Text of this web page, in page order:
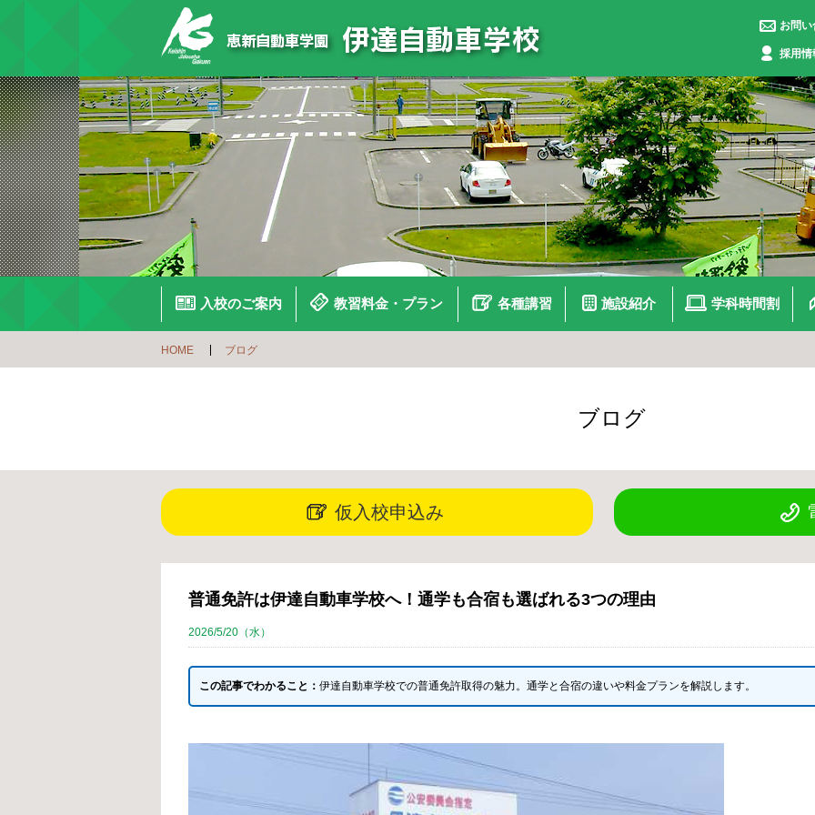
お問
採用情
入校のご案内 教習料金・プラン 各種講習 施設紹介 学科時間割
HOME ブログ
ブログ
仮入校申込み
普通免許は伊達自動車学校へ！通学も合宿も選ばれる3つの理由
2026/5/20（水）
この記事でわかること： 伊達自動車学校での普通免許取得の魅力。通学と合宿の違いや料金プランを解説します。